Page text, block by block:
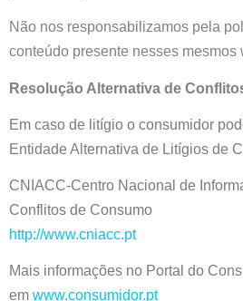
Não nos responsabilizamos pela
conteúdo presente nesses mesmos
Resolução Alternativa de
Em caso de litígio o consumidor
Entidade Alternativa de Litígios de
CNIACC-Centro Nacional de
Conflitos de Consumo
http://www.cniacc.pt
Mais informações no Portal do
em www.consumidor.pt